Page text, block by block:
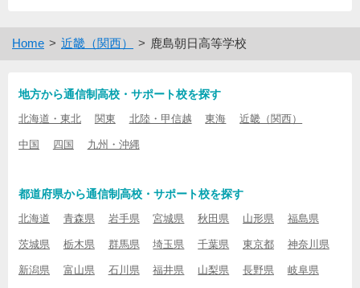
Home 近畿（関西） 鹿島朝日高等学校
地方から通信制高校・サポート校を探す
北海道・東北 関東 北陸・甲信越 東海 近畿（関西）
中国 四国 九州・沖縄
都道府県から通信制高校・サポート校を探す
北海道 青森県 岩手県 宮城県 秋田県 山形県 福島県
茨城県 栃木県 群馬県 埼玉県 千葉県 東京都 神奈川県
新潟県 富山県 石川県 福井県 山梨県 長野県 岐阜県